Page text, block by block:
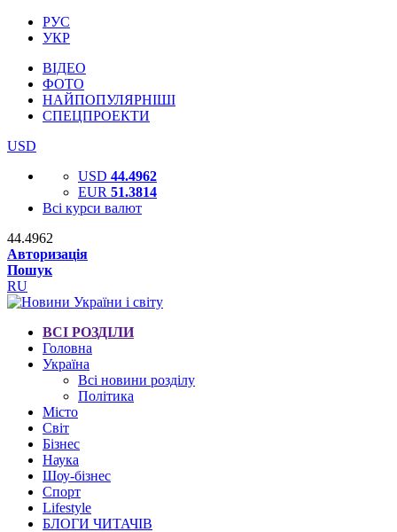
РУС
УКР
ВІДЕО
ФОТО
НАЙПОПУЛЯРНІШІ
СПЕЦПРОЕКТИ
USD
USD 44.4962
EUR 51.3814
Всі курси валют
44.4962
Авторизація
Пошук
RU
ВСІ РОЗДІЛИ
Головна
Україна
Всі новини розділу
Політика
Місто
Світ
Бізнес
Наука
Шоу-бізнес
Спорт
Lifestyle
БЛОГИ ЧИТАЧІВ